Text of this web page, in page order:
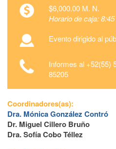
$6,000.00 M. N.
Horario de caja:
Evento dirigido al
Informes al +52(55)
85205
Coordinadores(as):
Dra. Mónica González Contró
Dr. Miguel Cillero Bruño
Dra. Sofía Cobo Téllez